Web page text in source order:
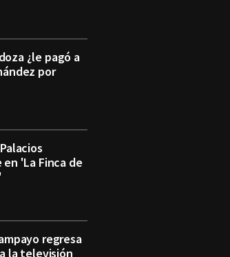
¿le pagó a
por
'La Finca de
regresa
la televisión